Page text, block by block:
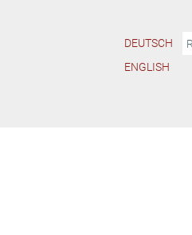
DEUTSCH
ENGLISH